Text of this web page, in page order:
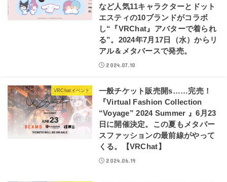
など人気11キャラクターとドット
エスティの10ブランドがコラボ
し“『VRChat』アバターで着られ
る”。2024年7月17日（水）からリ
アル＆メタバースで発売。
2024.07.10
VRChatイベント
一般チケット販売開s……完売！
『Virtual Fashion Collection
“Voyage” 2024 Summer 』6月23
日に開催決定。この夏もメタバー
スファッションの最前線がやって
くる。【VRChat】
2024.06.19